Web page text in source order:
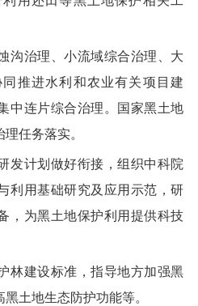
沟治理、小流域综合治理、大
推进水利和农业有关项目建
中连片综合治理。国家黑土地
任务落实。
发计划做好衔接，组织中科院
利用基础研究及应用示范，研
，为黑土地保护利用 提供科技
林建设标准，指导地方加强黑
土地生态防护功能等。